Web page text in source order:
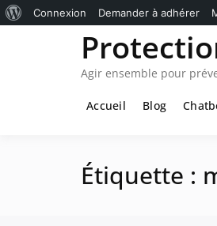
Agir ensemble pour
Accueil Blog
Étiquette :
Connexion Demander à adhérer